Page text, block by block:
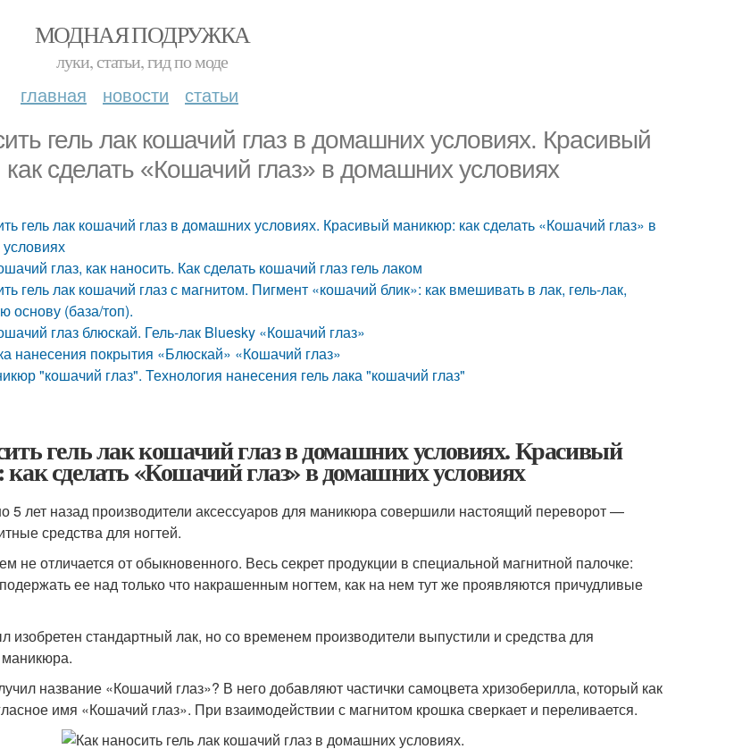
МОДНАЯ ПОДРУЖКА
луки, статьи, гид по моде
главная новости статьи
гель лак кошачий глаз в домашних условиях. Красивый
сделать «Кошачий глаз» в домашних условиях
гель лак кошачий глаз в домашних условиях. Красивый маникюр: как сделать «Кошачий глаз» в
глаз, как наносить. Как сделать кошачий глаз гель лаком
гель лак кошачий глаз с магнитом. Пигмент «кошачий блик»: как вмешивать в лак, гель-лак,
основу (база/топ).
глаз блюскай. Гель-лак Bluesky «Кошачий глаз»
нанесения покрытия «Блюскай» «Кошачий глаз»
"кошачий глаз". Технология нанесения гель лака "кошачий глаз"
гель лак кошачий глаз в домашних условиях. Красивый
сделать «Кошачий глаз» в домашних условиях
5 лет назад производители аксессуаров для маникюра совершили настоящий переворот —
средства для ногтей.
не отличается от обыкновенного. Весь секрет продукции в специальной магнитной палочке:
ее над только что накрашенным ногтем, как на нем тут же проявляются причудливые
изобретен стандартный лак, но со временем производители выпустили и средства для
маникюра.
название «Кошачий глаз»? В него добавляют частички самоцвета хризоберилла, который как
имя «Кошачий глаз». При взаимодействии с магнитом крошка сверкает и переливается.